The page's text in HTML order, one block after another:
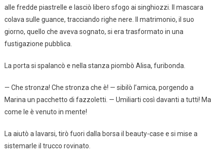
alle fredde piastrelle e lasciò libero sfogo ai singhiozzi. Il mascara
colava sulle guance, tracciando righe nere. Il matrimonio, il suo
giorno, quello che aveva sognato, si era trasformato in una
fustigazione pubblica.
La porta si spalancò e nella stanza piombò Alisa, furibonda.
— Che stronza! Che stronza che è! — sibilò l’amica, porgendo a
Marina un pacchetto di fazzoletti. — Umiliarti così davanti a tutti! Ma
come le è venuto in mente!
La aiutò a lavarsi, tirò fuori dalla borsa il beauty-case e si mise a
sistemarle il trucco rovinato.